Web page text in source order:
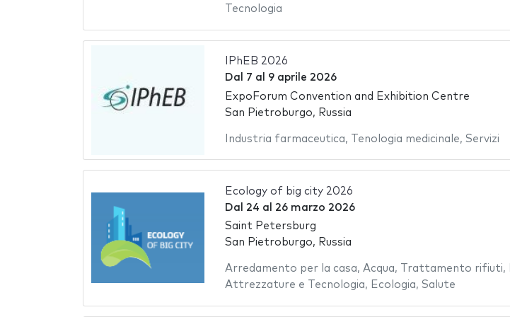
Tecnologia
IPhEB 2026
Dal 7 al 9 aprile 2026
ExpoForum Convention and Exhibition Centre
San Pietroburgo, Russia
Industria farmaceutica, Tenologia medicinale, Servizi
Ecology of big city 2026
Dal 24 al 26 marzo 2026
Saint Petersburg
San Pietroburgo, Russia
Arredamento per la casa, Acqua, Trattamento rifiuti,
Attrezzature e Tecnologia, Ecologia, Salute